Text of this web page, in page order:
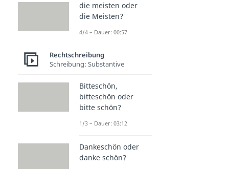
die meisten oder
die Meisten?
4/4 – Dauer: 00:57
Rechtschreibung
Schreibung: Substantive
Bitteschön,
bitteschön oder
bitte schön?
1/3 – Dauer: 03:12
Dankeschön oder
danke schön?